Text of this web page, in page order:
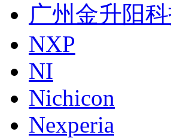
广州金升阳
NXP
NI
Nichicon
Nexperia